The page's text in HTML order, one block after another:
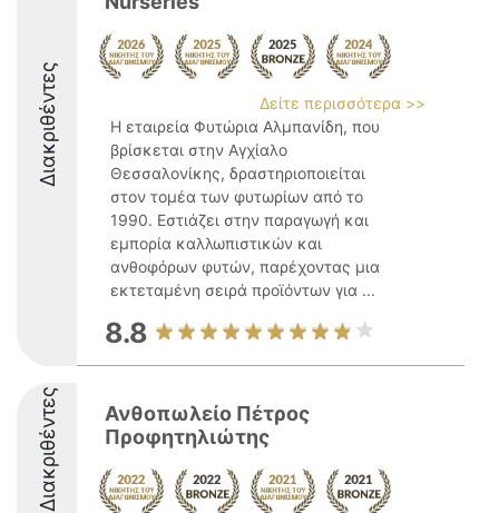
Διακριθέντες
Δείτε περισσότερα >>
Η εταιρεία Φυτώρια Αλμπανίδη, που
βρίσκεται στην Αγχίαλο
Θεσσαλονίκης, δραστηριοποιείται
στον τομέα των φυτωρίων από το
1990. Εστιάζει στην παραγωγή και
εμπορία καλλωπιστικών και
ανθοφόρων φυτών, παρέχοντας μια
εκτεταμένη σειρά προϊόντων για ...
8.8
Διακριθέντες
Ανθοπωλείο Πέτρος
Προφητηλιώτης